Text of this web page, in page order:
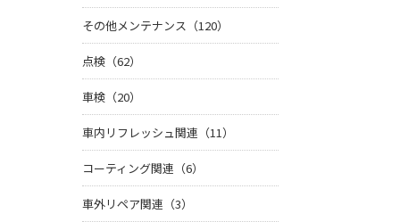
その他メンテナンス（120）
点検（62）
車検（20）
車内リフレッシュ関連（11）
コーティング関連（6）
車外リペア関連（3）